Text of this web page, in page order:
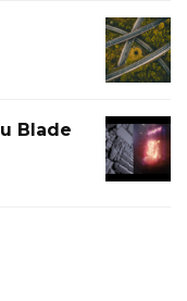
AKO
SPOLU
SME
ČI?
TVORBY
VFX
Blade